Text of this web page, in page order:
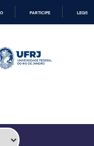
PARTICIPE